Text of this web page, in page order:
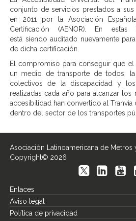
conjunto de servicios prestados a sus
en 2011 por la Asociación
Certificación (AENOR). En estas
está siendo auditado nuevamente
de dicha certificación.
El compromiso para conseguir que el
un medio de transporte de todos,
colectivos de la discapacidad y
realizadas cada año para alcanzar los
accesibilidad han convertido al Tranvía
dentro del sector de los transportes
Asociación Latinoamericana de Metros
Copyright© 2026
Enlaces
Aviso legal
Política de privacidad